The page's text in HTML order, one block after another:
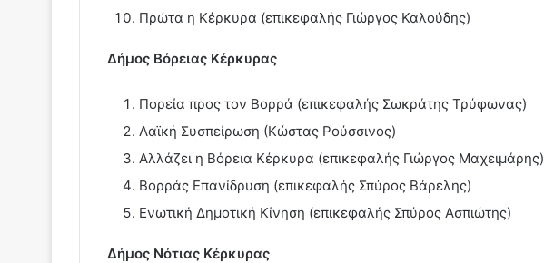
Πρώτα η Κέρκυρα (επικεφαλής Γιώργος Καλούδης)
Δήμος Βόρειας Κέρκυρας
Πορεία προς τον Βορρά (επικεφαλής Σωκράτης Τρύφωνας)
Λαϊκή Συσπείρωση (Κώστας Ρούσσινος)
Αλλάζει η Βόρεια Κέρκυρα (επικεφαλής Γιώργος Μαχειμάρης)
Βορράς Επανίδρυση (επικεφαλής Σπύρος Βάρελης)
Ενωτική Δημοτική Κίνηση (επικεφαλής Σπύρος Ασπιώτης)
Δήμος Νότιας Κέρκυρας